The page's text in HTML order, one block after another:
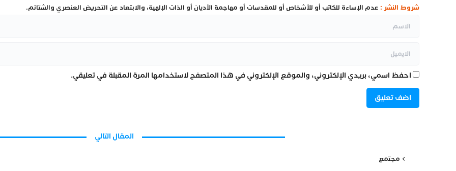
شروط النشر : عدم الإساءة للكاتب أو للأشخاص أو للمقدسات أو مهاجمة الأديان أو الذات الإلهية، والابتعاد عن التحريض العنصري والشتائم.
احفظ اسمي، بريدي الإلكتروني، والموقع الإلكتروني في هذا المتصفح لاستخدامها المرة المقبلة في تعليقي.
المقال التالي
مجتمع